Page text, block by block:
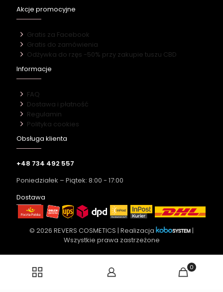
Akcje promocyjne
Gratis za Facebook
Gratis do zamówienia
Odżywka do rzęs -50% przy zakupie tuszu CBD
Informacje
FAQ
Dostawa i płatność
Regulamin
Polityka cookies
Obsługa klienta
+48 734 492 557
Poniedziałek – Piątek: 8:00 - 17:00
Dostawa
© 2026 REVERS COSMETICS | Realizacja
|
Wszystkie prawa zastrzeżone
0